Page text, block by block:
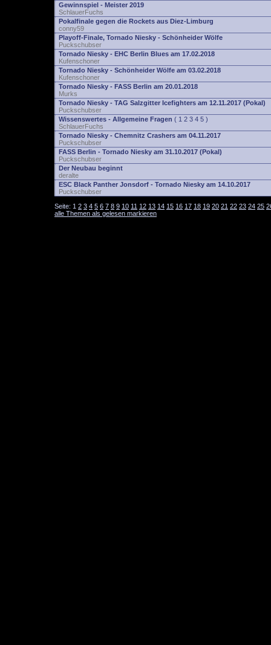
Gewinnspiel - Meister 2019
SchlauerFuchs
Pokalfinale gegen die Rockets aus Diez-Limburg
conny59
Playoff-Finale, Tornado Niesky - Schönheider Wölfe
Puckschubser
Tornado Niesky - EHC Berlin Blues am 17.02.2018
Kufenschoner
Tornado Niesky - Schönheider Wölfe am 03.02.2018
Kufenschoner
Tornado Niesky - FASS Berlin am 20.01.2018
Murks
Tornado Niesky - TAG Salzgitter Icefighters am 12.11.2017 (Pokal)
Puckschubser
Wissenswertes - Allgemeine Fragen ( 1 2 3 4 5 )
SchlauerFuchs
Tornado Niesky - Chemnitz Crashers am 04.11.2017
Puckschubser
FASS Berlin - Tornado Niesky am 31.10.2017 (Pokal)
Puckschubser
Der Neubau beginnt
deralte
ESC Black Panther Jonsdorf - Tornado Niesky am 14.10.2017
Puckschubser
Seite: 1 2 3 4 5 6 7 8 9 10 11 12 13 14 15 16 17 18 19 20 21 22 23 24 25
alle Themen als gelesen markieren